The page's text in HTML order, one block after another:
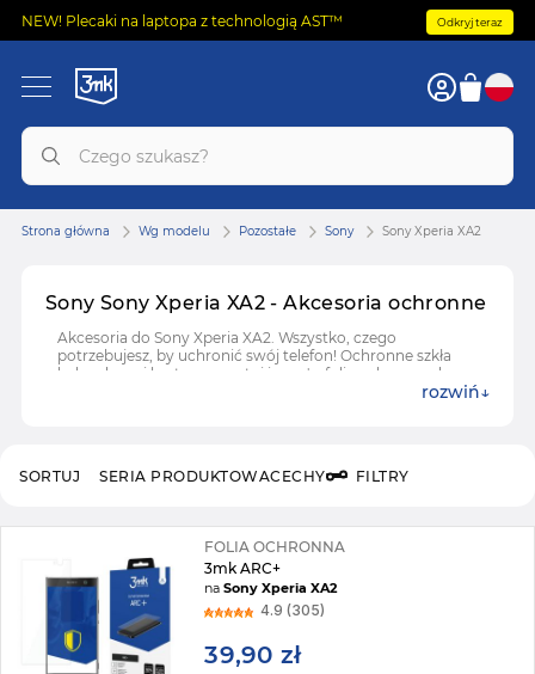
NEW! Plecaki na laptopa z technologią AST™ Odkryj teraz
Sony Sony Xperia XA2 - Akcesoria ochronne
Akcesoria do Sony Xperia XA2. Wszystko, czego
potrzebujesz, by uchronić swój telefon! Ochronne szkła
hybrydowe i hartowane, etui i case'y, folie ochronne do
rozwiń
Strona główna Wg modelu Pozostałe Sony Sony Xperia XA2
SERIA PRODUKTOWACECHY FILTRY
SORTUJ
FOLIA OCHRONNA
3mk ARC+
naSony Xperia XA2
4.9 (305)
39,90 zł